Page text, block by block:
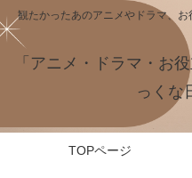
観たかったあのアニメやドラマ、
「アニメ・ドラマ・お
っくな
TOPページ